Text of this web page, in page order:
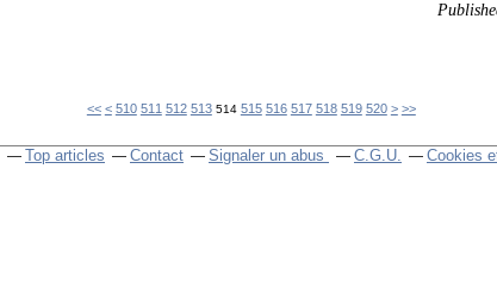
<< < 500
510 511 512 513 514 515 516 517 518 519 520 530
540
550
560
570
580
590
600
700
> >>
Top articles Contact Signaler un abus C.G.U. Cookies